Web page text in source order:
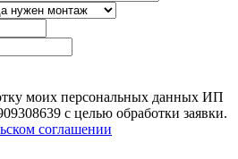
моих персональных данных ИП
с целью обработки заявки.
соглашении